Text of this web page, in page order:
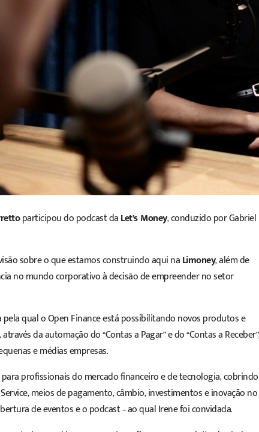
participou do podcast daLet’s Money, conduzido porGabriel
sobre o que estamos construindo aqui naLimoney, além de
no mundo corporativo à decisão de empreender no setor
qual o Open Finance está possibilitando novos produtos e
daautomaçãodo “Contas a Pagar” e do “Contas a Receber
e médias empresas.
profissionais do mercado financeiro e de tecnologia, cobrindo
meios de pagamento, câmbio, investimentos e inovação no
de eventos e o podcast – ao qual Irene foi convidada.